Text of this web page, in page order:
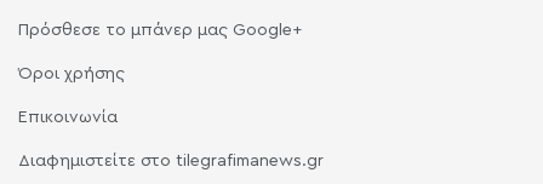
Πρόσθεσε το μπάνερ μας Google+
Όροι χρήσης
Επικοινωνία
Διαφημιστείτε στο tilegrafimanews.gr